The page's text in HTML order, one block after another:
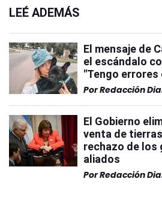
LEÉ ADEMÁS
El mensaje de
el escándalo
"Tengo errores
PorRedacción
El Gobierno
venta de
rechazo de los
aliados
PorRedacción